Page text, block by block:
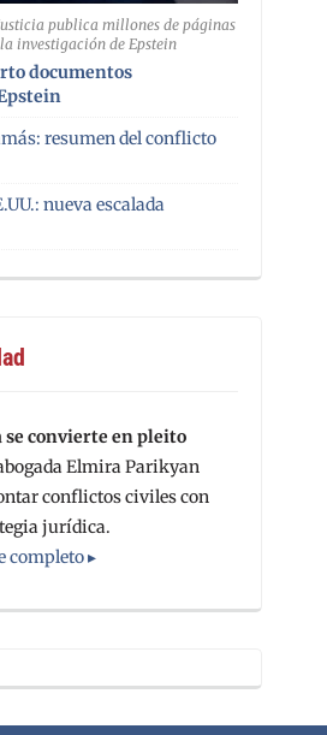
publica millones de páginas
investigación de Epstein
documentos
resumen del conflicto
nueva escalada
se convierte en pleito
Elmira Parikyan
conflictos civiles con
jurídica.
completo ▸